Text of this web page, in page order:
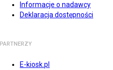
Informacje o nadawcy
Deklaracja dostępności
PARTNERZY
E-kiosk.pl